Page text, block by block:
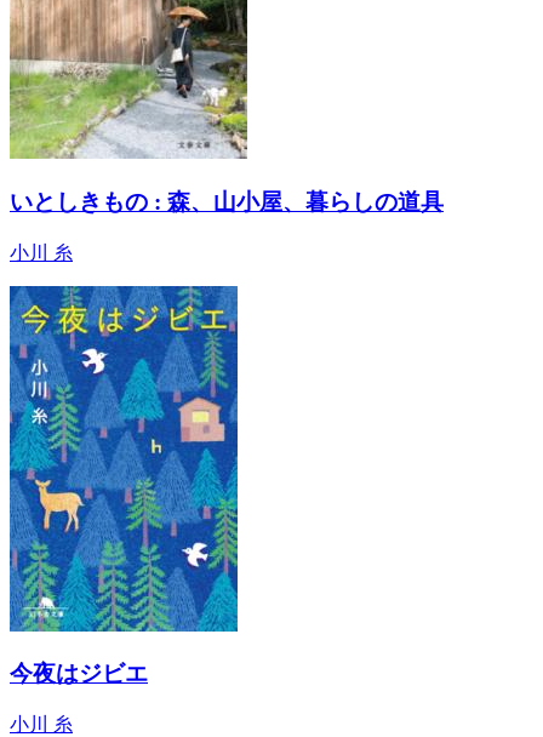
いとしきもの : 森、山小屋、暮らしの道具
小川 糸
今夜はジビエ
小川 糸